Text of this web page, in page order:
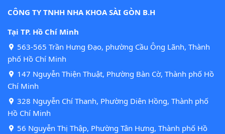
CÔNG TY TNHH NHA KHOA SÀI GÒN B.H
Tại TP. Hồ Chí Minh
563-565 Trần Hưng Đạo, phường Cầu Ông Lãnh, Thành
phố Hồ Chí Minh
147 Nguyễn Thiện Thuật, Phường Bàn Cờ, Thành phố Hồ
Chí Minh
328 Nguyễn Chí Thanh, Phường Diên Hồng, Thành phố
Hồ Chí Minh
56 Nguyễn Thị Thập, Phường Tân Hưng, Thành phố Hồ